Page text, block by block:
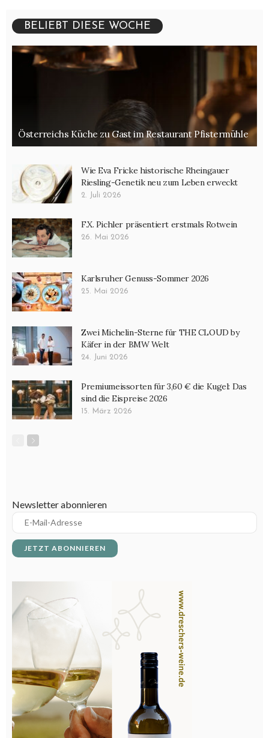
BELIEBT DIESE WOCHE
Österreichs Küche zu Gast im Restaurant Pfistermühle
Wie Eva Fricke historische Rheingauer
Riesling-Genetik neu zum Leben erweckt
2. Juli 2026
F.X. Pichler präsentiert erstmals Rotwein
26. Mai 2026
Karlsruher Genuss-Sommer 2026
25. Mai 2026
Zwei Michelin-Sterne für THE CLOUD by
Käfer in der BMW Welt
24. Juni 2026
Premiumeissorten für 3,60 € die Kugel: Das
sind die Eispreise 2026
15. März 2026
Newsletter abonnieren